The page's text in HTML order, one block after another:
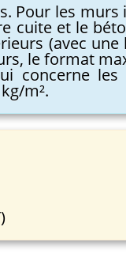
Pour les
cuite et le
(avec
le format
concerne
m².